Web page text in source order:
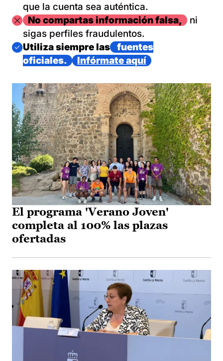
que la cuenta sea auténtica.
ImagenNo compartas información falsa,
ni
sigas perfiles fraudulentos.
Imagen
Utiliza siempre las
fuentes
oficiales.
Infórmate aquí
El programa 'Verano Joven'
completa al 100% las plazas
ofertadas